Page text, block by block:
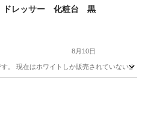
レッサー 化粧台 黒
8月10日
。 現在はホワイトしか販売されていない